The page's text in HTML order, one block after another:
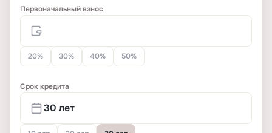
Первоначальный взнос
20% 30% 40% 50%
Срок кредита